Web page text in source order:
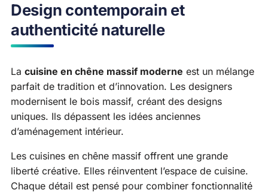
Design contemporain et
authenticité naturelle
La cuisine en chêne massif moderne est un mélange
parfait de tradition et d’innovation. Les designers
modernisent le bois massif, créant des designs
uniques. Ils dépassent les idées anciennes
d’aménagement intérieur.
Les cuisines en chêne massif offrent une grande
liberté créative. Elles réinventent l’espace de cuisine.
Chaque détail est pensé pour combiner fonctionnalité